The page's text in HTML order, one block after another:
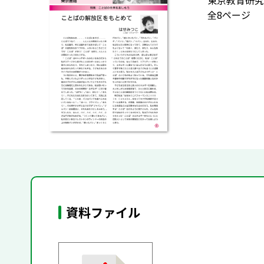
全8ページ
資料ファイル